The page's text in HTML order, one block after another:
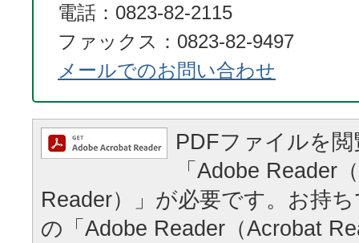
電話：0823-82-2115
ファックス：0823-82-9497
メールでのお問い合わせ
PDFファイルを
「Adobe Reader
Reader）」が必要です。お持
の「Adobe Reader（Acrobat